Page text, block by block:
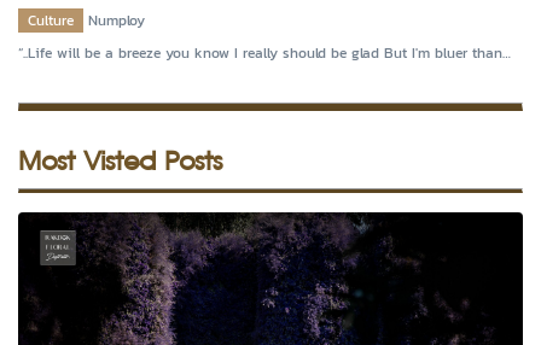
Channel Youtube
Culture
Numploy
“..Life will be a breeze you know I really should be glad But I'm bluer than
Most Visted Posts